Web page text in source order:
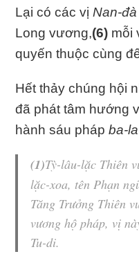
Lại có các vịNan-đà
Long vương,(6) mỗi
quyến thuộc cùng
Hết thảy chúng hội
đã phát tâm hướng
hành sáu phápba-
(1)Tỳ-lâu-lặc Thiên
lặc-xoa, tên Phạn
Tăng Trưởng Thiên
vươnghộ pháp, vị
Tu-di.